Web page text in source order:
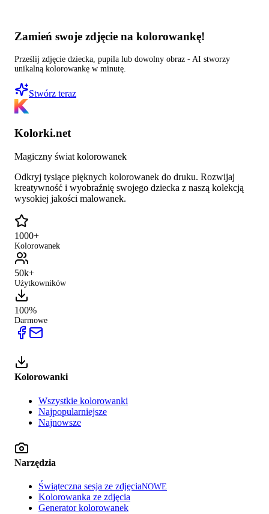
Zamień swoje zdjęcie na kolorowankę!
Prześlij zdjęcie dziecka, pupila lub dowolny obraz - AI stworzy
unikalną kolorowankę w minutę.
Stwórz teraz
Kolorki.net
Magiczny świat kolorowanek
Odkryj tysiące pięknych kolorowanek do druku. Rozwijaj
kreatywność i wyobraźnię swojego dziecka z naszą kolekcją
wysokiej jakości malowanek.
1000+
Kolorowanek
50k+
Użytkowników
100%
Darmowe
Kolorowanki
Wszystkie kolorowanki
Najpopularniejsze
Najnowsze
Narzędzia
Świąteczna sesja ze zdjęciaNOWE
Kolorowanka ze zdjęcia
Generator kolorowanek